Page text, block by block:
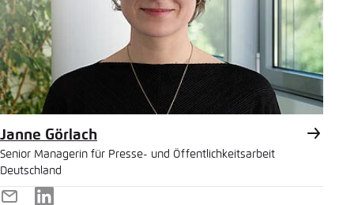
Janne Görlach
Senior Managerin für Presse- und Öffentlichkeitsarbeit
Deutschland